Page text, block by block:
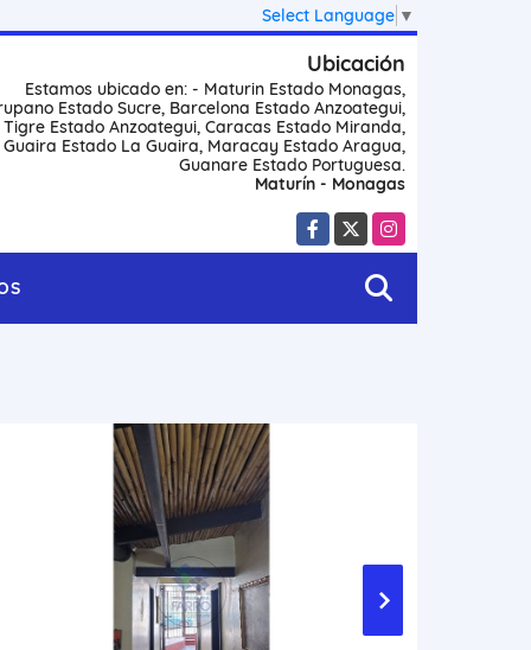
Select Language ▼
Ubicación
Estamos ubicado en: - Maturin Estado Monagas,
Estado Sucre, Barcelona Estado Anzoategui,
Tigre Estado Anzoategui, Caracas Estado Miranda,
Guaira Estado La Guaira, Maracay Estado Aragua,
Guanare Estado Portuguesa.
Maturín - Monagas
Facebook
X Instagram